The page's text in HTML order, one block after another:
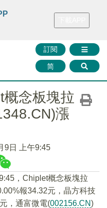
財華證券 媒體矩陣
訂閱
简
概念板塊拉
漲
9日 上午9:45
，Chiplet概念板塊拉
報34.32元，晶方科技
，通富微電(002156.CN)